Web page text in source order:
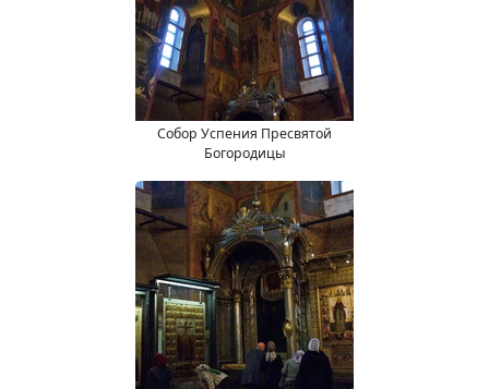
Собор Успения Пресвятой
Богородицы